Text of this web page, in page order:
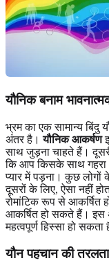
यौनिक बनाम
भ्रम का एक सामान्य बिंदु
अंतर है।यौनिक आकर्षण
साथ जुड़ना चाहते हैं।
कि आप किसके साथ गहरा
प्यार में पड़ना। कुछ लोगों
दूसरों के लिए, ऐसा नहीं
रोमांटिक रूप से
आकर्षित हो सकते हैं।
महत्वपूर्ण हिस्सा हो सकता
यौन पहचान की